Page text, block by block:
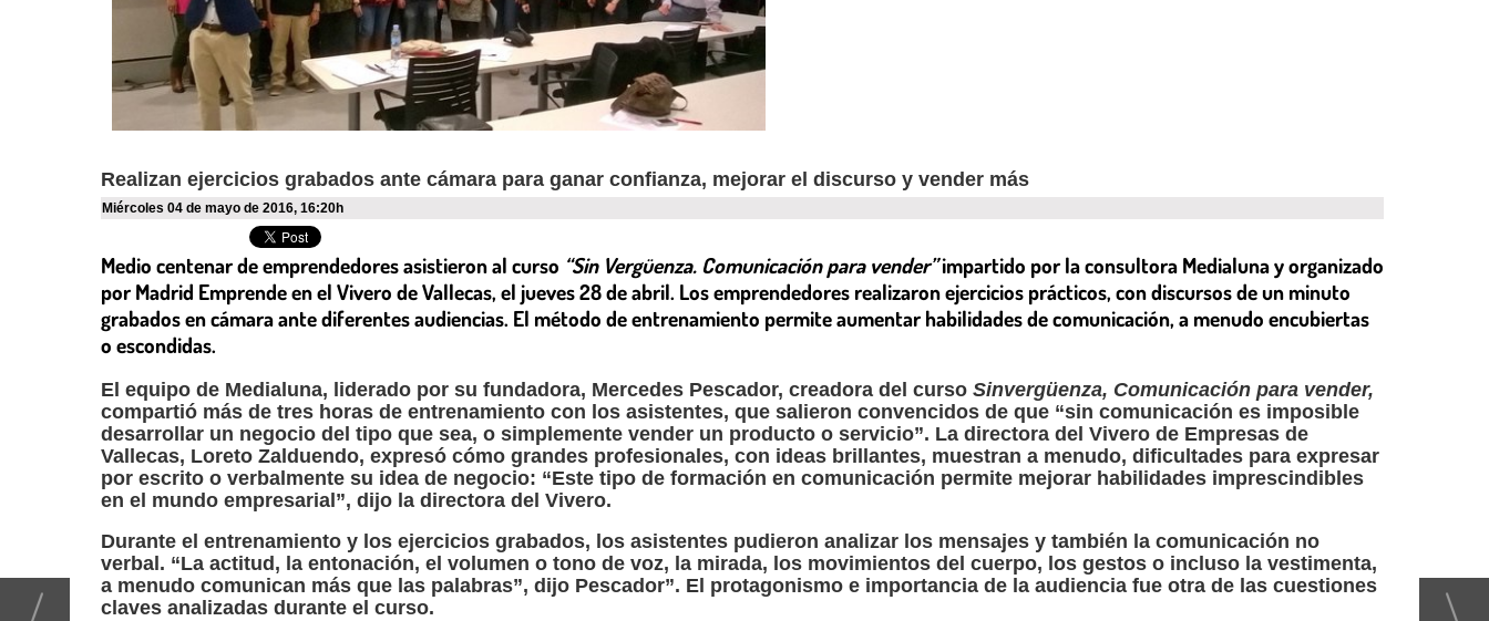
Realizan ejercicios grabados ante cámara para ganar confianza, mejorar el discurso y vender más
miércoles 04 de mayo de 2016, 16:20h
Medio centenar de emprendedores asistieron al curso “Sin Vergüenza. Comunicación para vender”impartido por la consultora Medialuna y organizado
por Madrid Emprende en el Vivero de Vallecas, el jueves 28 de abril. Los emprendedores realizaron ejercicios prácticos, con discursos de un minuto
grabados en cámara ante diferentes audiencias. El método de entrenamiento permite aumentar habilidades de comunicación, a menudo encubiertas
o escondidas.
El equipo de Medialuna, liderado por su fundadora, Mercedes Pescador, creadora del curso Sinvergüenza, Comunicación para vender,
compartió más de tres horas de entrenamiento con los asistentes, que salieron convencidos de que “sin comunicación es imposible
desarrollar un negocio del tipo que sea, o simplemente vender un producto o servicio”. La directora del Vivero de Empresas de
Vallecas, Loreto Zalduendo, expresó cómo grandes profesionales, con ideas brillantes, muestran a menudo, dificultades para expresar
por escrito o verbalmente su idea de negocio: “Este tipo de formación en comunicación permite mejorar habilidades imprescindibles
en el mundo empresarial”, dijo la directora del Vivero.
Durante el entrenamiento y los ejercicios grabados, los asistentes pudieron analizar los mensajes y también la comunicación no
verbal. “La actitud, la entonación, el volumen o tono de voz, la mirada, los movimientos del cuerpo, los gestos o incluso la vestimenta,
a menudo comunican más que las palabras”, dijo Pescador”. El protagonismo e importancia de la audiencia fue otra de las cuestiones
claves analizadas durante el curso.